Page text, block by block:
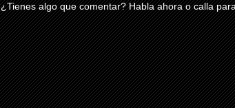
¿Tienes algo que comentar? Habla ahora o calla